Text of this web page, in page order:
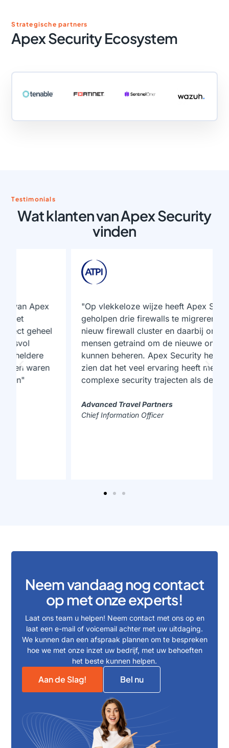
Strategische partners
Apex Security Ecosystem
Testimonials
Wat klanten van Apex Security
vinden
"Op vlekkeloze wijze heeft Apex Security ons
geholpen drie firewalls te migreren naar een
nieuw firewall cluster en daarbij onze
mensen getraind om de nieuwe omgeving te
kunnen beheren. Apex Security heeft laten
zien dat het veel ervaring heeft met
complexe security trajecten als deze."
Advanced Travel Partners
Chief Information Officer
Neem vandaag nog contact
op met onze experts!
Laat ons team u helpen! Neem contact met ons op en
laat een e-mail of voicemail achter met uw uitdaging.
We kunnen dan een afspraak plannen om te bespreken
hoe we met onze inzet uw bedrijf, met uw behoeften
het beste kunnen helpen.
Aan de Slag! Bel nu